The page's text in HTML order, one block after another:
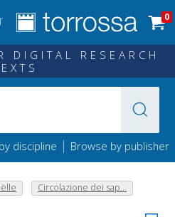
0
DIGITAL RESEARCH
discipline | Browse by publisher
Circolazione dei sap...